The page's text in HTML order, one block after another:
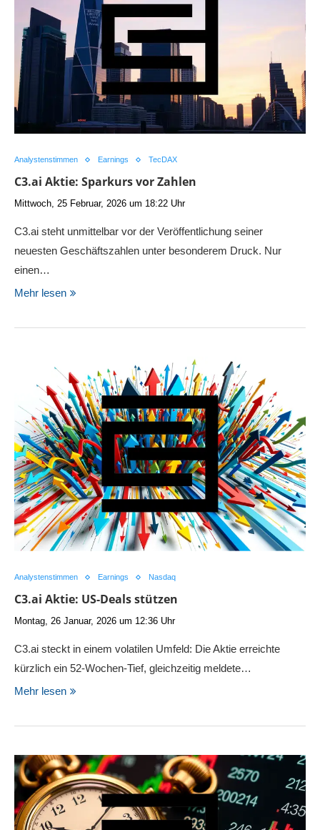
Analystenstimmen Earnings TecDAX
C3.ai Aktie: Sparkurs vor Zahlen
Mittwoch, 25 Februar, 2026 um 18:22 Uhr
C3.ai steht unmittelbar vor der Veröffentlichung seiner
neuesten Geschäftszahlen unter besonderem Druck. Nur
einen…
Mehr lesen
Analystenstimmen Earnings Nasdaq
C3.ai Aktie: US-Deals stützen
Montag, 26 Januar, 2026 um 12:36 Uhr
C3.ai steckt in einem volatilen Umfeld: Die Aktie erreichte
kürzlich ein 52-Wochen-Tief, gleichzeitig meldete…
Mehr lesen